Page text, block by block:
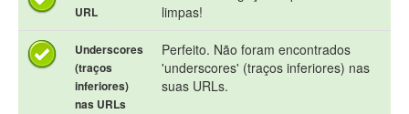
URL
limpas!
Underscores
(traços
inferiores)
nas URLs
Perfeito. Não foram encontrados
'underscores' (traços inferiores) nas
suas URLs.